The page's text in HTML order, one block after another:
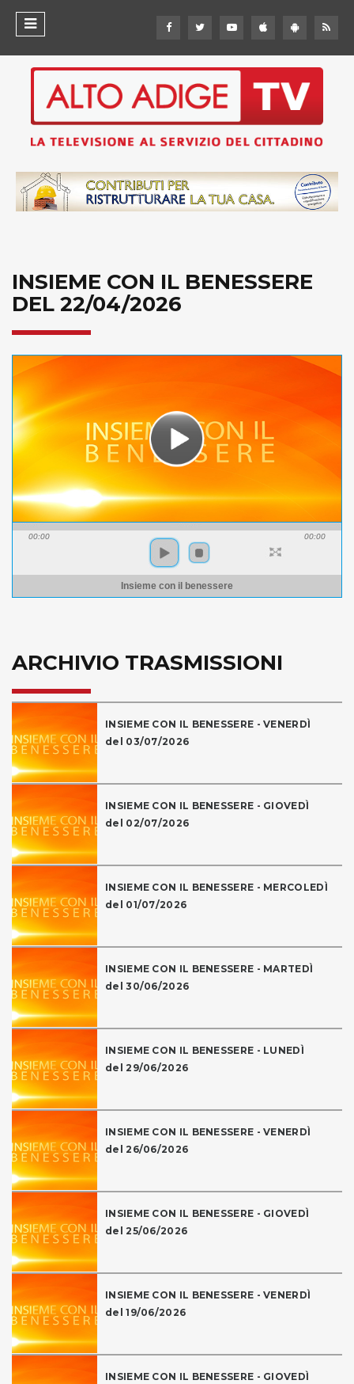
INSIEME CON IL BENESSERE
DEL 22/04/2026
00:00 00:00
Insieme con il benessere
ARCHIVIO TRASMISSIONI
INSIEME CON IL BENESSERE - VENERDÌ
del 03/07/2026
INSIEME CON IL BENESSERE - GIOVEDÌ
del 02/07/2026
INSIEME CON IL BENESSERE - MERCOLEDÌ
del 01/07/2026
INSIEME CON IL BENESSERE - MARTEDÌ
del 30/06/2026
INSIEME CON IL BENESSERE - LUNEDÌ
del 29/06/2026
INSIEME CON IL BENESSERE - VENERDÌ
del 26/06/2026
INSIEME CON IL BENESSERE - GIOVEDÌ
del 25/06/2026
INSIEME CON IL BENESSERE - VENERDÌ
del 19/06/2026
INSIEME CON IL BENESSERE - GIOVEDÌ